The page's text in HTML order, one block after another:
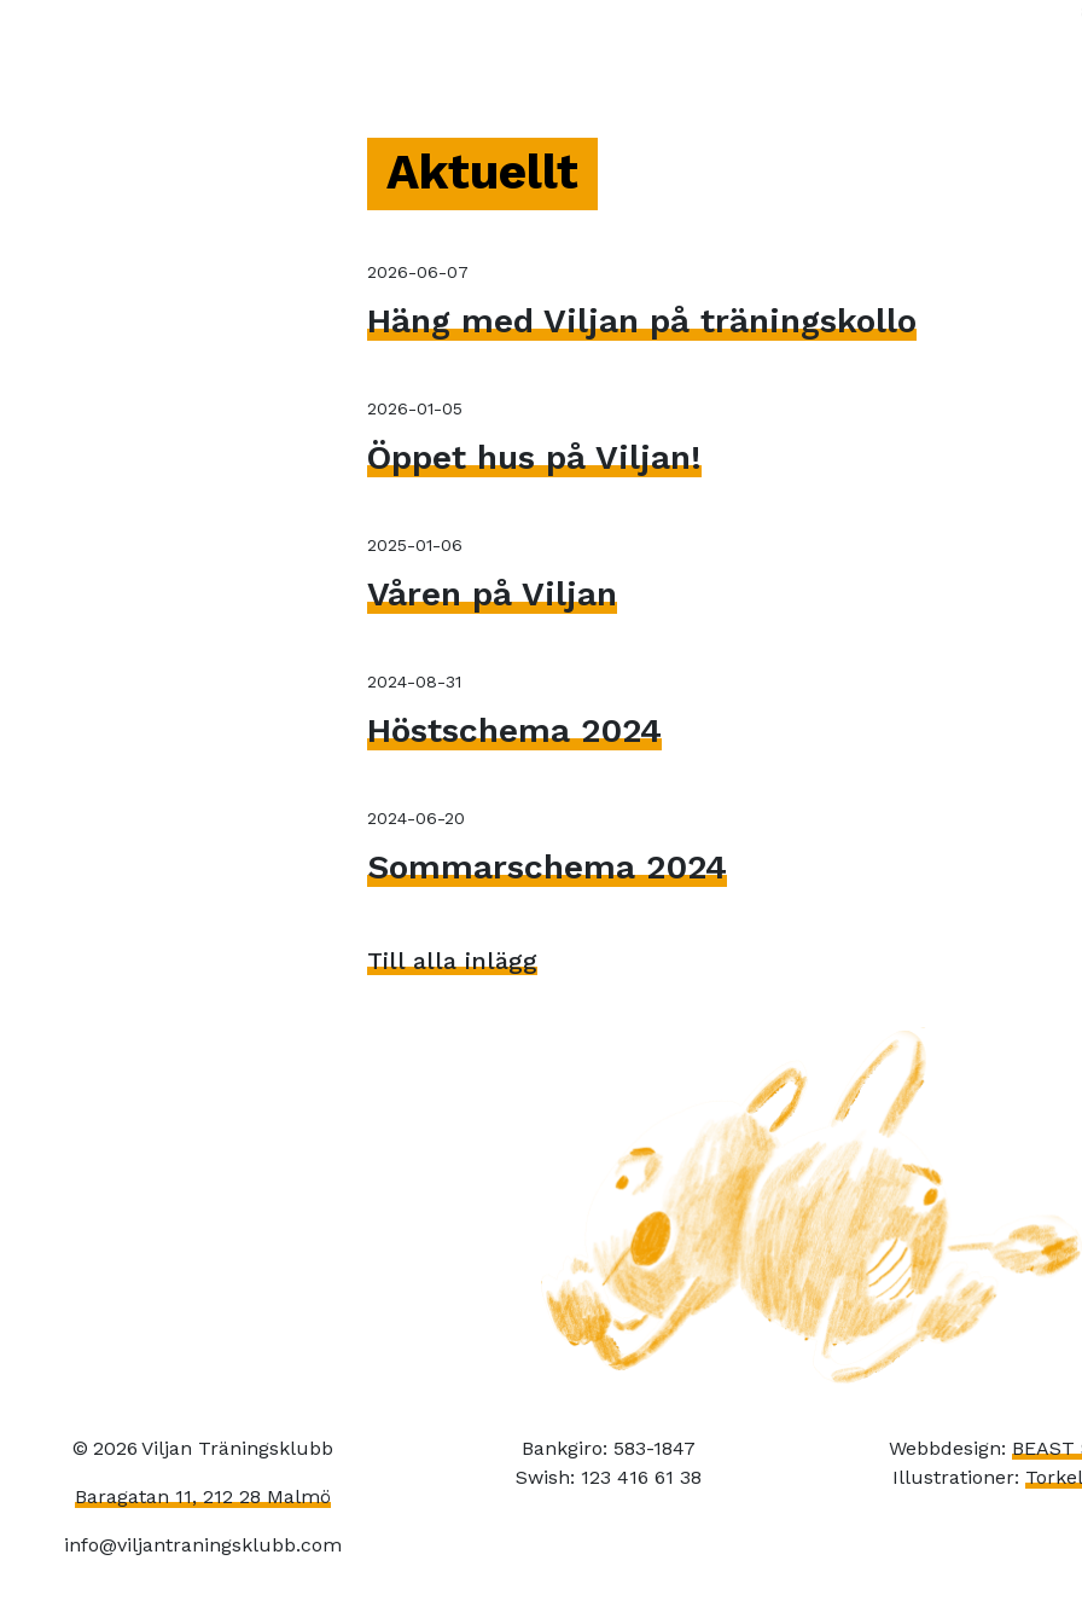
Aktuellt
2026-06-07
Häng med Viljan på träningskollo
2026-01-05
Öppet hus på Viljan!
2025-01-06
Våren på Viljan
2024-08-31
Höstschema 2024
2024-06-20
Sommarschema 2024
Till alla inlägg
© 2026 Viljan Träningsklubb
Baragatan 11, 212 28 Malmö
info@viljantraningsklubb.com
Bankgiro: 583-1847
Swish: 123 416 61 38
Webbdesign:
Illustrationer: